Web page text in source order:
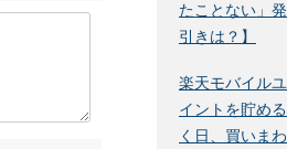
たことない」
引きは？】
楽天モバイル
イントを貯め
く日、買いま